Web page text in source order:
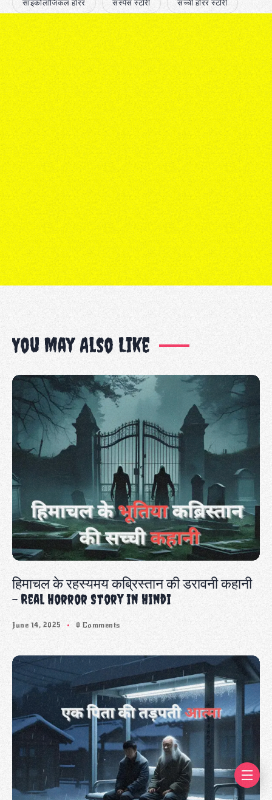
साइकोलॉजिकल हॉरर सस्पेंस स्टोरी सच्ची हॉरर स्टोरी
You May Also Like
हिमाचल के रहस्यमय कब्रिस्तान की डरावनी कहानी
– Real Horror Story in Hindi
June 14, 2025 0 Comments